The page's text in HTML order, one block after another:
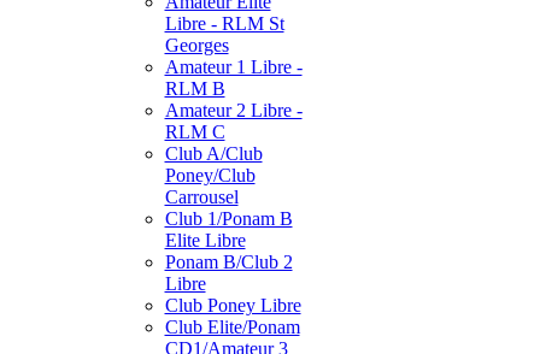
Libre - RLM St
Georges
Amateur 1 Libre -
RLM B
Amateur 2 Libre -
RLM C
Club A/Club
Poney/Club
Carrousel
Club 1/Ponam B
Elite Libre
Ponam B/Club 2
Libre
Club Poney Libre
Club Elite/Ponam
CD1/Amateur 3